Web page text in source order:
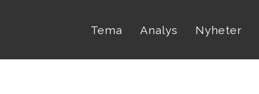
Tema Analys Nyheter